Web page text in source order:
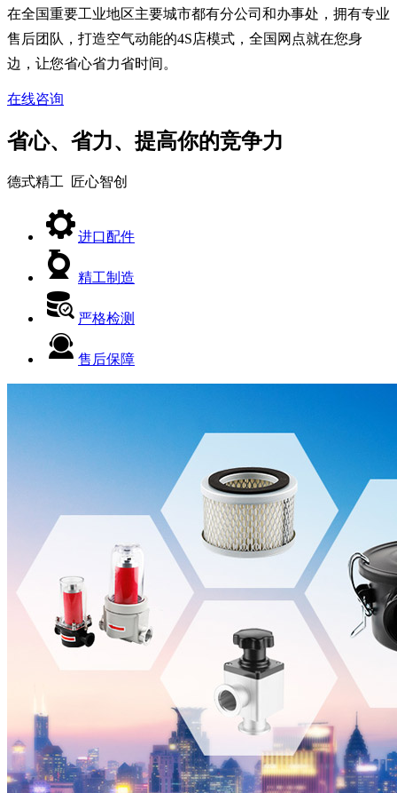
在全国重要工业地区主要城市都有分公司和办事处，拥有专业
售后团队，打造空气动能的4S店模式，全国网点就在您身
边，让您省心省力省时间。
在线咨询
省心、省力、提高你的竞争力
德式精工 匠心智创
进口配件
精工制造
严格检测
售后保障